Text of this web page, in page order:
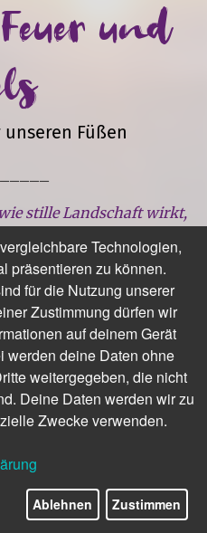
und
Füßen
stille Landschaft wirkt,
Kaum eine Region
Einblicke in
– und genau dieser
Onlinemagazin. Wir
Entdeckungsreise durch
Vulkaneifel: in dunkle
zu Basaltbrocken
Schluchten, Maare und
und Wanderstiefel
Magma, donnernde
Technologien,
präsentieren zu können.
für die Nutzung unserer
Zustimmung dürfen wir
auf deinem Gerät
werden deine Daten ohne
weitergegeben, die nicht
Deine Daten werden wir zu
Zwecke verwenden.
Ablehnen Zustimmen